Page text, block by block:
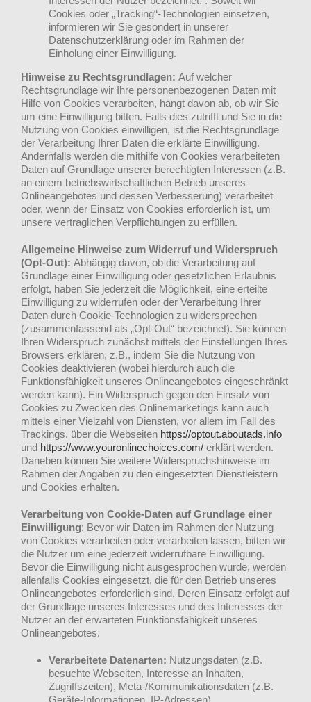
Cookies oder „Tracking“-Technologien einsetzen,
informieren wir Sie gesondert in unserer
Datenschutzerklärung oder im Rahmen der
Einholung einer Einwilligung.
Hinweise zu Rechtsgrundlagen: Auf welcher
Rechtsgrundlage wir Ihre personenbezogenen Daten mit
Hilfe von Cookies verarbeiten, hängt davon ab, ob wir Sie
um eine Einwilligung bitten. Falls dies zutrifft und Sie in die
Nutzung von Cookies einwilligen, ist die Rechtsgrundlage
der Verarbeitung Ihrer Daten die erklärte Einwilligung.
Andernfalls werden die mithilfe von Cookies verarbeiteten
Daten auf Grundlage unserer berechtigten Interessen (z.B.
an einem betriebswirtschaftlichen Betrieb unseres
Onlineangebotes und dessen Verbesserung) verarbeitet
oder, wenn der Einsatz von Cookies erforderlich ist, um
unsere vertraglichen Verpflichtungen zu erfüllen.
Allgemeine Hinweise zum Widerruf und Widerspruch
(Opt-Out): Abhängig davon, ob die Verarbeitung auf
Grundlage einer Einwilligung oder gesetzlichen Erlaubnis
erfolgt, haben Sie jederzeit die Möglichkeit, eine erteilte
Einwilligung zu widerrufen oder der Verarbeitung Ihrer
Daten durch Cookie-Technologien zu widersprechen
(zusammenfassend als „Opt-Out“ bezeichnet). Sie können
Ihren Widerspruch zunächst mittels der Einstellungen Ihres
Browsers erklären, z.B., indem Sie die Nutzung von
Cookies deaktivieren (wobei hierdurch auch die
Funktionsfähigkeit unseres Onlineangebotes eingeschränkt
werden kann). Ein Widerspruch gegen den Einsatz von
Cookies zu Zwecken des Onlinemarketings kann auch
mittels einer Vielzahl von Diensten, vor allem im Fall des
Trackings, über die Webseiten https://optout.aboutads.info
und https://www.youronlinechoices.com/ erklärt werden.
Daneben können Sie weitere Widerspruchshinweise im
Rahmen der Angaben zu den eingesetzten Dienstleistern
und Cookies erhalten.
Verarbeitung von Cookie-Daten auf Grundlage einer
Einwilligung: Bevor wir Daten im Rahmen der Nutzung
von Cookies verarbeiten oder verarbeiten lassen, bitten wir
die Nutzer um eine jederzeit widerrufbare Einwilligung.
Bevor die Einwilligung nicht ausgesprochen wurde, werden
allenfalls Cookies eingesetzt, die für den Betrieb unseres
Onlineangebotes erforderlich sind. Deren Einsatz erfolgt auf
der Grundlage unseres Interesses und des Interesses der
Nutzer an der erwarteten Funktionsfähigkeit unseres
Onlineangebotes.
Verarbeitete Datenarten: Nutzungsdaten (z.B.
besuchte Webseiten, Interesse an Inhalten,
Zugriffszeiten), Meta-/Kommunikationsdaten (z.B.
Geräte-Informationen, IP-Adressen).